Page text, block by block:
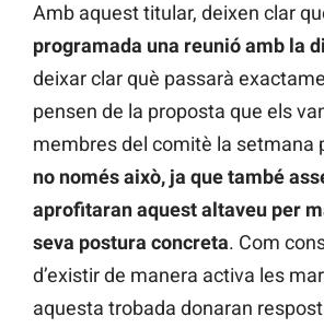
Amb aquest titular, deixen clar
programada una reunió amb la
deixar clar què passarà
pensen de la proposta que els
membres del comitè la setmana
no només això, ja que també
aprofitaran aquest altaveu per
seva postura concreta. Com
d’existir de manera activa les
aquesta trobada donaran